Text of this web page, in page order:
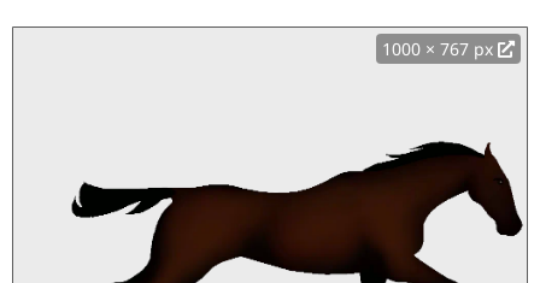
1000 × 767 px